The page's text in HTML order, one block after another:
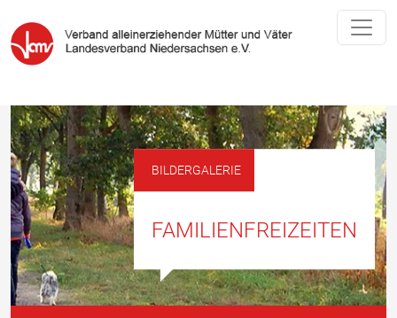
BILDERGALERIE
FAMILIENFREIZEITEN